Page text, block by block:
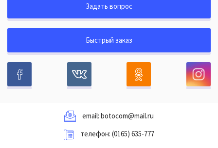
Задать вопрос
Быстрый заказ
email: botocom@mail.ru
телефон: (0165) 635-777